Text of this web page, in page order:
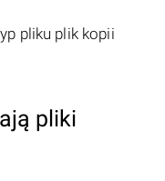
pliku plik kopii
pliki